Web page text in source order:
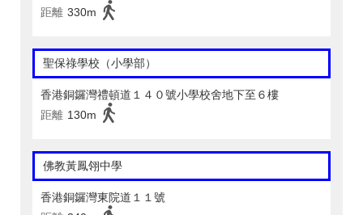
距離 330m
聖保祿學校（小學部）
香港銅鑼灣禮頓道１４０號小學校舍地下至６樓
距離 130m
佛教黃鳳翎中學
香港銅鑼灣東院道１１號